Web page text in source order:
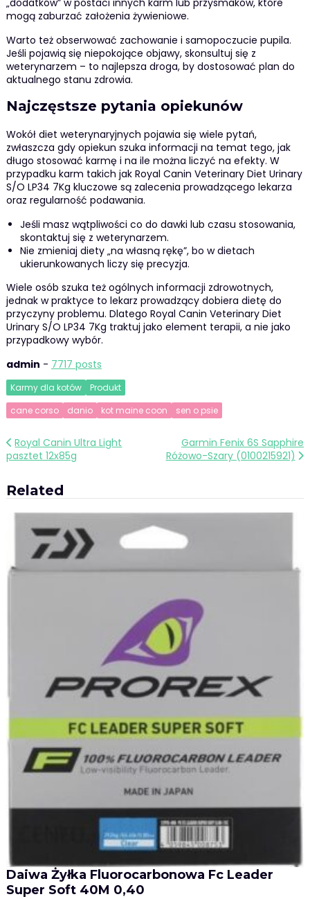
mogą zaburzać założenia żywieniowe.
Warto też obserwować zachowanie i samopoczucie pupila.
Jeśli pojawią się niepokojące objawy, skonsultuj się z
weterynarzem – to najlepsza droga, by dostosować plan do
aktualnego stanu zdrowia.
Najczęstsze pytania opiekunów
Wokół diet weterynaryjnych pojawia się wiele pytań,
zwłaszcza gdy opiekun szuka informacji na temat tego, jak
długo stosować karmę i na ile można liczyć na efekty. W
przypadku karm takich jak Royal Canin Veterinary Diet Urinary
S/O LP34 7Kg kluczowe są zalecenia prowadzącego lekarza
oraz regularność podawania.
Jeśli masz wątpliwości co do dawki lub czasu stosowania,
skontaktuj się z weterynarzem.
Nie zmieniaj diety „na własną rękę”, bo w dietach
ukierunkowanych liczy się precyzja.
Wiele osób szuka też ogólnych informacji zdrowotnych,
jednak w praktyce to lekarz prowadzący dobiera dietę do
przyczyny problemu. Dlatego Royal Canin Veterinary Diet
Urinary S/O LP34 7Kg traktuj jako element terapii, a nie jako
przypadkowy wybór.
admin - 7717 posts
Karmy dla kotów
Produkt
cane corso
danio kot maine coon sen o psie
Nawigacja
wpisu
Royal Canin Ultra Light
pasztet 12x85g
Garmin Fenix 6S Sapphire
Różowo-Szary (0100215921)
Related
Daiwa Żyłka Fluorocarbonowa Fc Leader
Super Soft 40M 0,40